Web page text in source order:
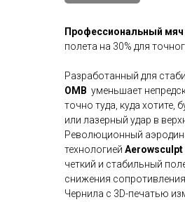
Профессиональный мяч
полета на 30% для
Разработанный для
OMB уменьшает
точно туда, куда хотите,
или лазерный удар в
Революционный
технологией Aerowsculpt
четкий и стабильный
снижения
Чернила с 3D-печатью